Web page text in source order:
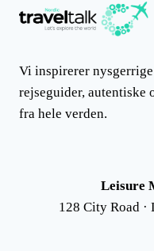
Vi inspirerer
rejseguider, autentiske
fra hele verden.
Leisure
128 City Road ·